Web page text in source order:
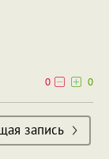
0
0
запись